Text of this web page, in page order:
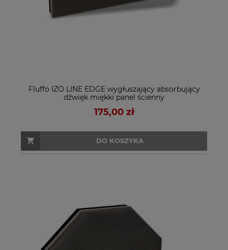
Fluffo IZO LINE EDGE wygłuszający absorbujący
dźwięk miękki panel ścienny
175,00 zł
DO KOSZYKA